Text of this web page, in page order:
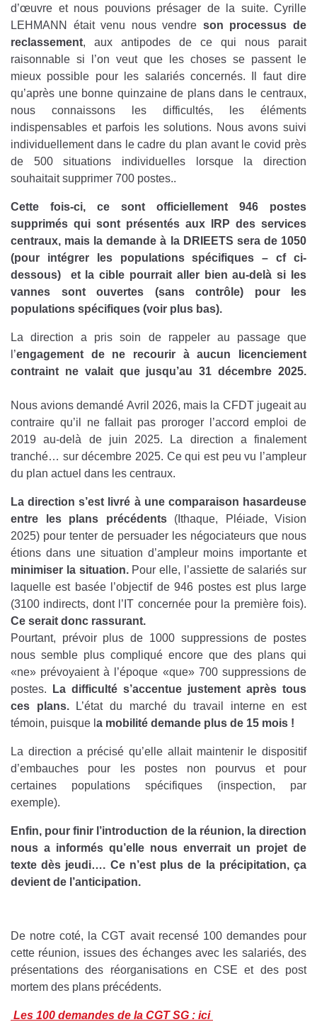
d’œuvre et nous pouvions présager de la suite. Cyrille
LEHMANN était venu nous vendre son processus de
reclassement, aux antipodes de ce qui nous parait
raisonnable si l’on veut que les choses se passent le
mieux possible pour les salariés concernés. Il faut dire
qu’après une bonne quinzaine de plans dans le centraux,
nous connaissons les difficultés, les éléments
indispensables et parfois les solutions. Nous avons suivi
individuellement dans le cadre du plan avant le covid près
de 500 situations individuelles lorsque la direction
souhaitait supprimer 700 postes..
Cette fois-ci, ce sont officiellement 946 postes
supprimés qui sont présentés aux IRP des services
centraux, mais la demande à la DRIEETS sera de 1050
(pour intégrer les populations spécifiques – cf ci-
dessous) et la cible pourrait aller bien au-delà si les
vannes sont ouvertes (sans contrôle) pour les
populations spécifiques (voir plus bas).
La direction a pris soin de rappeler au passage que
l’engagement de ne recourir à aucun licenciement
contraint ne valait que jusqu’au 31 décembre 2025.
Nous avions demandé Avril 2026, mais la CFDT jugeait au
contraire qu’il ne fallait pas proroger l’accord emploi de
2019 au-delà de juin 2025. La direction a finalement
tranché… sur décembre 2025. Ce qui est peu vu l’ampleur
du plan actuel dans les centraux.
La direction s’est livré à une comparaison hasardeuse
entre les plans précédents(Ithaque, Pléiade, Vision
2025) pour tenter de persuader les négociateurs que nous
étions dans une situation d’ampleur moins importante et
minimiser la situation.Pour elle, l’assiette de salariés sur
laquelle est basée l’objectif de 946 postes est plus large
(3100 indirects, dont l’IT concernée pour la première fois).
Ce serait donc rassurant.
Pourtant, prévoir plus de 1000 suppressions de postes
nous semble plus compliqué encore que des plans qui
«ne» prévoyaient à l’époque «que» 700 suppressions de
postes.
La difficulté s’accentue justement après tous
ces plans.L’état du marché du travail interne en est
témoin, puisque l a mobilité demande plus de 15 mois !
La direction a précisé qu’elle allait maintenir le dispositif
d’embauches pour les postes non pourvus et pour
certaines populations spécifiques (inspection, par
exemple).
Enfin, pour finir l’introduction de la réunion, la direction
nous a informés qu’elle nous enverrait un projet de
texte dès jeudi…. Ce n’est plus de la précipitation, ça
devient de l’anticipation.
De notre coté, la CGT avait recensé 100 demandes pour
cette réunion, issues des échanges avec les salariés, des
présentations des réorganisations en CSE et des post
mortem des plans précédents.
Les 100 demandes de la CGT SG : ici